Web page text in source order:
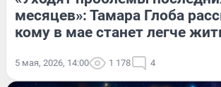
месяцев»: Тамара Глоба
кому в мае станет легче
5 мая, 2026, 14:00 1 178 4